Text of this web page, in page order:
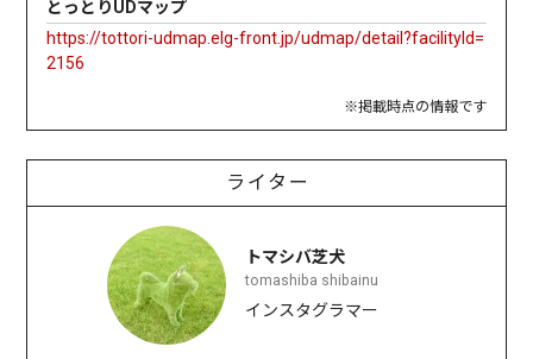
とっとりUDマップ
https://tottori-udmap.elg-front.jp/udmap/detail?facilityId=
2156
※掲載時点の情報です
ライター
トマシバ芝犬
tomashiba shibainu
インスタグラマー